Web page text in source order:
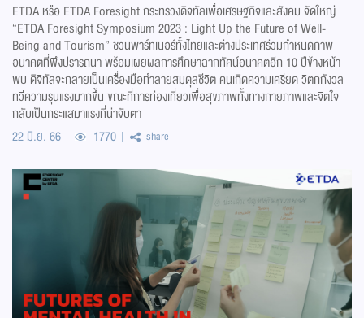
ETDA หรือ ETDA Foresight กระทรวงดิจิทัลเพื่อเศรษฐกิจและสังคม จัดใหญ่
“ETDA Foresight Symposium 2023 : Light Up the Future of Well-
Being and Tourism” ชวนพาร์ทเนอร์ทั้งไทยและต่างประเทศร่วมกำหนดภาพ
อนาคตที่พึงปรารถนา พร้อมเผยผลการศึกษาฉากทัศน์อนาคตอีก 10 ปีข้างหน้า
พบ ดิจิทัลจะกลายเป็นเครื่องมือทำลายสมดุลชีวิต คนเกิดความเครียด วิตกกังวล
ทวีความรุนแรงมากขึ้น ขณะที่การท่องเที่ยวเพื่อสุขภาพทั้งทางกายภาพและจิตใจ
กลับเป็นกระแสมาแรงที่น่าจับตา
22 มิ.ย. 66
1770 share